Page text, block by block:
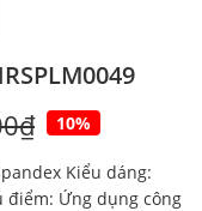
10%
Kiểu dáng:
điểm: Ứng dụng công